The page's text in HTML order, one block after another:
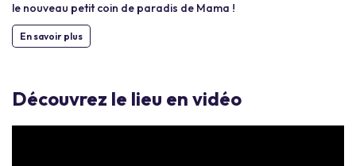
le nouveau petit coin de paradis de Mama !
En savoir plus
Découvrez le lieu en vidéo